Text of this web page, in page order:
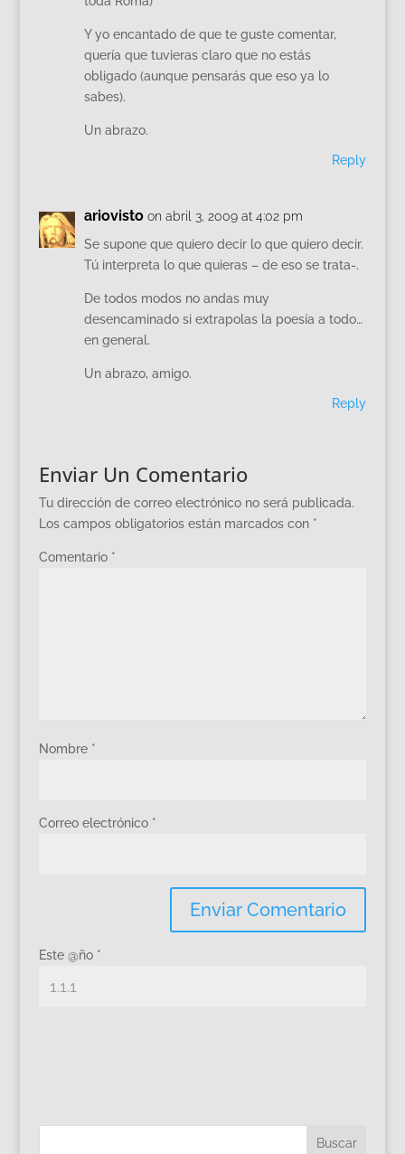
Y yo encantado de que te guste comentar,
quería que tuvieras claro que no estás
obligado (aunque pensarás que eso ya lo
sabes).
Un abrazo.
Reply
ariovisto on abril 3, 2009 at 4:02 pm
Se supone que quiero decir lo que quiero decir.
Tú interpreta lo que quieras – de eso se trata-.
De todos modos no andas muy
desencaminado si extrapolas la poesía a todo…
en general.
Un abrazo, amigo.
Reply
Enviar Un Comentario
Tu dirección de correo electrónico no será publicada.
Los campos obligatorios están marcados con *
Comentario *
Nombre *
Correo electrónico *
Este @ño *